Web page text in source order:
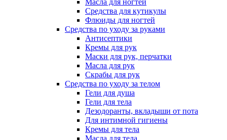
Масла для ногтей
Средства для кутикулы
Флюиды для ногтей
Средства по уходу за руками
Антисептики
Кремы для рук
Маски для рук, перчатки
Масла для рук
Скрабы для рук
Средства по уходу за телом
Гели для душа
Гели для тела
Дезодоранты, вкладыши от пота
Для интимной гигиены
Кремы для тела
Масла для тела